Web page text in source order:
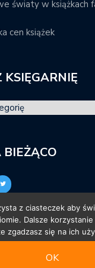
światy w książkach
cen książek
z ciasteczek aby
Dalsze
zgadzasz się na ich
OK